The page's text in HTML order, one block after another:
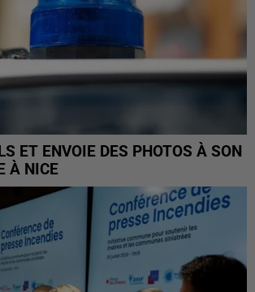
ET ENVOIE DES PHOTOS À SON
À NICE